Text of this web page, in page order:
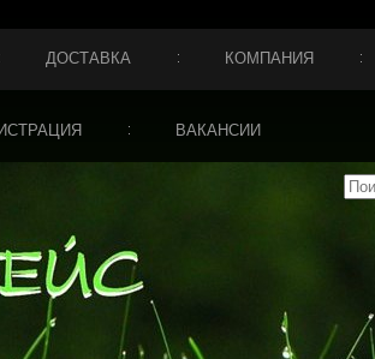
ДОСТАВКА КОМПАНИЯ
ВАКАНСИИ